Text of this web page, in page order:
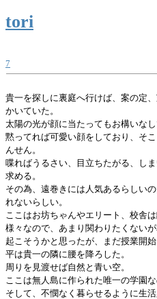
tori
7
貴一を探しに裏庭へ行けば、案の定
かいていた。
太陽の光が顔に当たってもお構いな
黙ってれば可愛い顔をしており、そ
んせん。
喋ればうるさい、目立ちたがる、し
求める。
その為、遠巻きには人気あるらしい
れないらしい。
ここはお坊ちゃんやエリート、校舎
様々なので、あまり関わりたくないが
起こそうかと思ったが、まだ授業開
平は貴一の隣に腰を降ろした。
周りを見渡せば自然と青い空。
ここは無人島に作られた唯一の学園
そして、不憫なく暮らせるように生